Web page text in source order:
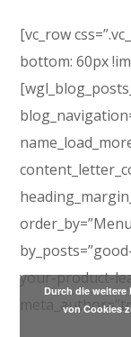
[vc_row
bottom: 60px
your-product-
Durch die
von Cookies